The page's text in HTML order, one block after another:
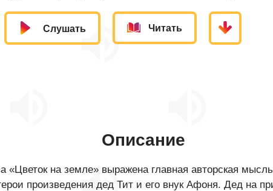
Слушать Читать
Описание
«Цветок на земле» выражена главная авторская
произведения дед Тит и его внук Афоня. Дед на